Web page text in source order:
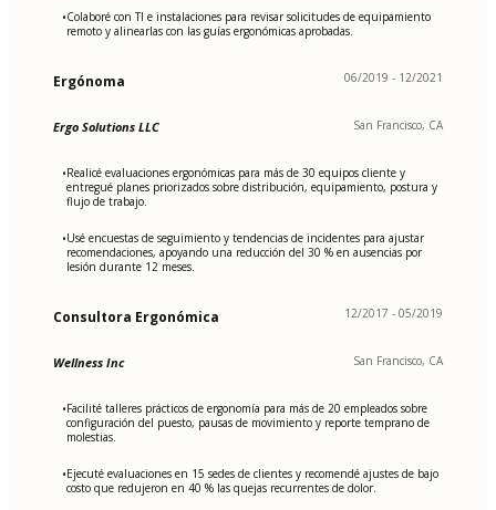
•Colaboré con TI e instalaciones para revisar solicitudes de equipamiento
remoto y alinearlas con las guías ergonómicas aprobadas.
Ergónoma 06/2019 - 12/2021
Ergo Solutions LLC San Francisco, CA
•Realicé evaluaciones ergonómicas para más de 30 equipos cliente y
entregué planes priorizados sobre distribución, equipamiento, postura y
flujo de trabajo.
•Usé encuestas de seguimiento y tendencias de incidentes para ajustar
recomendaciones, apoyando una reducción del 30 % en ausencias por
lesión durante 12 meses.
Consultora Ergonómica 12/2017 - 05/2019
Wellness Inc San Francisco, CA
•Facilité talleres prácticos de ergonomía para más de 20 empleados sobre
configuración del puesto, pausas de movimiento y reporte temprano de
molestias.
•Ejecuté evaluaciones en 15 sedes de clientes y recomendé ajustes de bajo
costo que redujeron en 40 % las quejas recurrentes de dolor.